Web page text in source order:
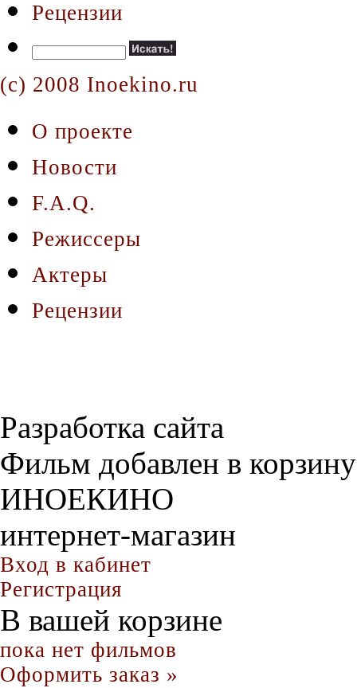
Рецензии
(c) 2008 Inoekino.ru
О проекте
Новости
F.A.Q.
Режиссеры
Актеры
Рецензии
Разработка сайта
Фильм добавлен в корзину
ИНОЕКИНО
интернет-магазин
Вход в кабинет
Регистрация
В вашей корзине
пока нет фильмов
Оформить заказ »